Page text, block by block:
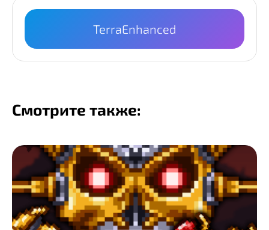
TerraEnhanced
Смотрите также: